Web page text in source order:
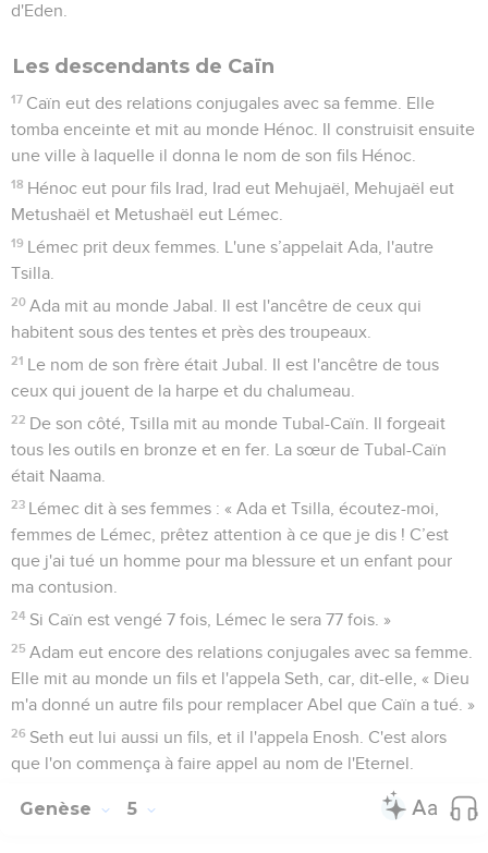
d'Eden.
Les descendants de Caïn
17 Caïn eut des relations conjugales avec sa femme. Elle
tomba enceinte et mit au monde Hénoc. Il construisit ensuite
une ville à laquelle il donna le nom de son fils Hénoc.
18 Hénoc eut pour fils Irad, Irad eut Mehujaël, Mehujaël eut
Metushaël et Metushaël eut Lémec.
19 Lémec prit deux femmes. L'une s’appelait Ada, l'autre
Tsilla.
20 Ada mit au monde Jabal. Il est l'ancêtre de ceux qui
habitent sous des tentes et près des troupeaux.
21 Le nom de son frère était Jubal. Il est l'ancêtre de tous
ceux qui jouent de la harpe et du chalumeau.
22 De son côté, Tsilla mit au monde Tubal-Caïn. Il forgeait
tous les outils en bronze et en fer. La sœur de Tubal-Caïn
était Naama.
23 Lémec dit à ses femmes : « Ada et Tsilla, écoutez-moi,
femmes de Lémec, prêtez attention à ce que je dis ! C’est
que j'ai tué un homme pour ma blessure et un enfant pour
ma contusion.
24 Si Caïn est vengé 7 fois, Lémec le sera 77 fois. »
25 Adam eut encore des relations conjugales avec sa femme.
Elle mit au monde un fils et l'appela Seth, car, dit-elle, « Dieu
m'a donné un autre fils pour remplacer Abel que Caïn a tué. »
26 Seth eut lui aussi un fils, et il l'appela Enosh. C'est alors
que l'on commença à faire appel au nom de l'Eternel.
Genèse 5